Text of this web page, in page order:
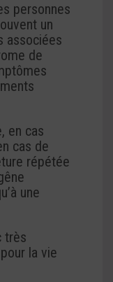
personnes
un
associées
de
en cas
cas de
répétée
une
très
la vie